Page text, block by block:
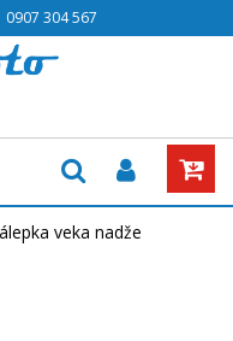
0907 304 567
veka nadže